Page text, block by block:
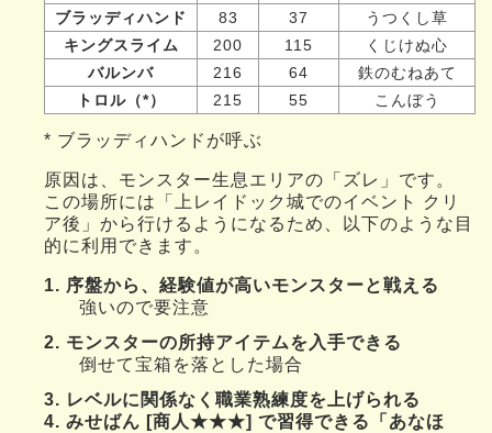
ブラッディハンド
83 37
うつくし草
キングスライム
200 115
くじけぬ心
バルンバ
216 64
鉄のむねあて
トロル（*）
215 55 こんぼう
* ブラッディハンドが呼ぶ
原因は、モンスター生息エリアの「ズレ」です。
この場所には「上レイドック城でのイベント クリ
ア後」から行けるようになるため、以下のような目
的に利用できます。
1. 序盤から、経験値が高いモンスターと戦える
強いので要注意
2. モンスターの所持アイテムを入手できる
倒せて宝箱を落とした場合
3. レベルに関係なく職業熟練度を上げられる
4. みせばん [商人★★★] で習得できる「あなほ